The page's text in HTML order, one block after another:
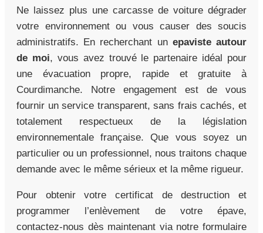
Ne laissez plus une carcasse de voiture dégrader
votre environnement ou vous causer des soucis
administratifs. En recherchant un epaviste autour
de moi, vous avez trouvé le partenaire idéal pour
une évacuation propre, rapide et gratuite à
Courdimanche. Notre engagement est de vous
fournir un service transparent, sans frais cachés, et
totalement respectueux de la législation
environnementale française. Que vous soyez un
particulier ou un professionnel, nous traitons chaque
demande avec le même sérieux et la même rigueur.
Pour obtenir votre certificat de destruction et
programmer l’enlèvement de votre épave,
contactez-nous dès maintenant via notre formulaire